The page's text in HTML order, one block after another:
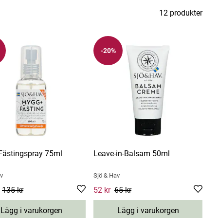
prioritera miljön i alla våra beslut.
12 produkter
75ml
price: Previous price :135 kr
135 kr
Lägg i varukorgen
-20%
Leave-in-Balsam 50ml
Sjö & Hav
Current price Previous price
kr
52 kr 65 kr
Lägg i varukorgen